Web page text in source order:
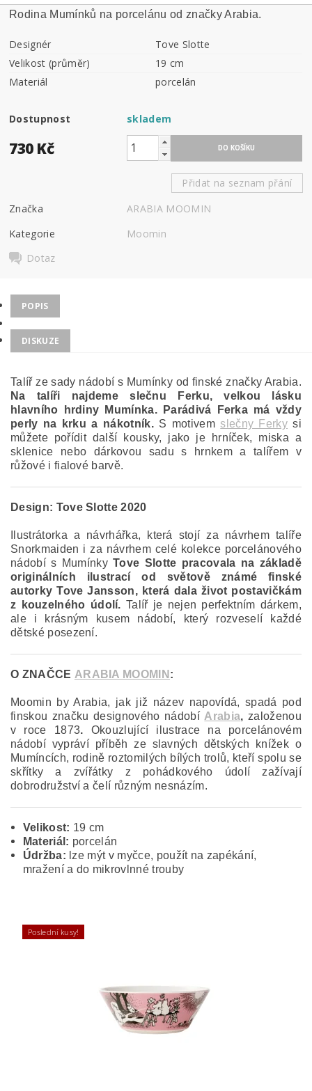
Rodina Mumínků na porcelánu od značky Arabia.
Designér
Tove Slotte
Velikost (průměr)
19 cm
Materiál
porcelán
Dostupnost skladem
730 Kč
Přidat na seznam přání
Značka
ARABIA MOOMIN
Kategorie
Moomin
Dotaz
POPIS
DISKUZE
Talíř ze sady nádobí s Mumínky od finské značky Arabia.
Na talíři najdeme slečnu Ferku, velkou lásku
hlavního hrdiny Mumínka. Parádivá Ferka má vždy
perly na krku a nákotník.S motivem slečny Ferky si
můžete pořídit další kousky, jako je hrníček, miska a
sklenice nebo dárkovou sadu s hrnkem a talířem v
růžové i fialové barvě.
Design: Tove Slotte 2020
Ilustrátorka a návrhářka, která stojí za návrhem talíře
Snorkmaiden i za návrhem celé kolekce porcelánového
nádobí s MumínkyTove Slotte pracovala na základě
originálních ilustrací od světově známé finské
autorky Tove Jansson, která dala život postavičkám
z kouzelného údolí. Talíř je nejen perfektním dárkem,
ale i krásným kusem nádobí, který rozveselí každé
dětské posezení.
O ZNAČCE ARABIA MOOMIN :
Moomin by Arabia, jak již název napovídá, spadá pod
finskou značku designového nádobí Arabia, založenou
v roce 1873. Okouzlující ilustrace na porcelánovém
nádobí vypráví příběh ze slavných dětských knížek o
Mumíncích, rodině roztomilých bílých trolů, kteří spolu se
skřítky a zvířátky z pohádkového údolí zažívají
dobrodružství a čelí různým nesnázím.
Velikost: 19 cm
Materiál: porcelán
Údržba: lze mýt v myčce, použít na zapékání,
mražení a do mikrovlnné trouby
Poslední kusy!